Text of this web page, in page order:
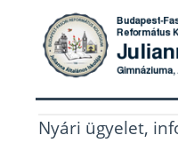
Nyári ügyelet,